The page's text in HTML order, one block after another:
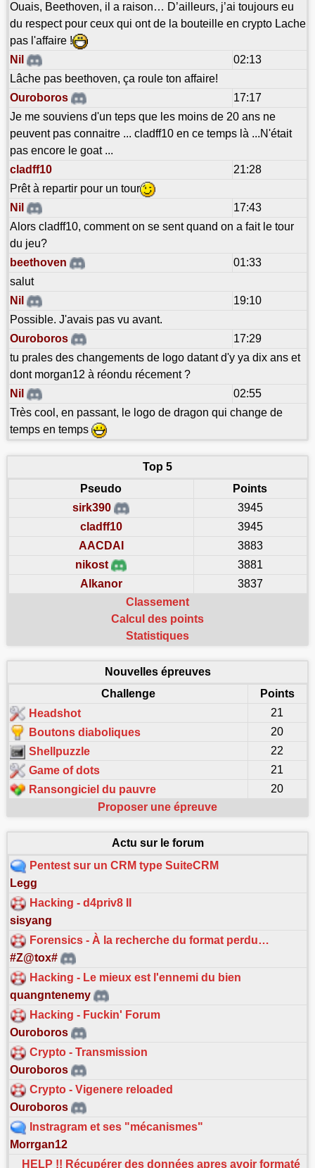
Ouais, Beethoven, il a raison… D’ailleurs, j’ai toujours eu
du respect pour ceux qui ont de la bouteille en crypto Lache
pas l'affaire !
Nil
02:13
Lâche pas beethoven, ça roule ton affaire!
Ouroboros
17:17
Je me souviens d'un teps que les moins de 20 ans ne
peuvent pas connaitre ... cladff10 en ce temps là ...N'était
pas encore le goat ...
cladff10
21:28
Prêt à repartir pour un tour
Nil
17:43
Alors cladff10, comment on se sent quand on a fait le tour
du jeu?
beethoven
01:33
salut
Nil
19:10
Possible. J'avais pas vu avant.
Ouroboros
17:29
tu prales des changements de logo datant d'y ya dix ans et
dont morgan12 à réondu récement ?
Nil
02:55
Très cool, en passant, le logo de dragon qui change de
temps en temps
Top 5
Pseudo
Points
sirk390
3945
cladff10
3945
AACDAI
3883
nikost
3881
Alkanor
3837
Classement
Calcul des points
Statistiques
Nouvelles épreuves
Challenge
Points
Headshot
21
Boutons diaboliques
20
Shellpuzzle
22
Game of dots
21
Ransongiciel du pauvre
20
Proposer une épreuve
Actu sur le forum
Pentest sur un CRM type SuiteCRM
Legg
Hacking - d4priv8 II
sisyang
Forensics - À la recherche du format perdu…
#Z@tox#
Hacking - Le mieux est l'ennemi du bien
quangntenemy
Hacking - Fuckin' Forum
Ouroboros
Crypto - Transmission
Ouroboros
Crypto - Vigenere reloaded
Ouroboros
Instragram et ses "mécanismes"
Morrgan12
HELP !! Récupérer des données apres avoir formaté